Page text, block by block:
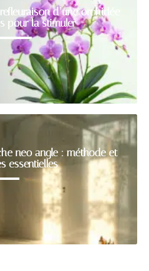
d’une orchidée
pour la stimuler
neo angle : méthode et
essentielles